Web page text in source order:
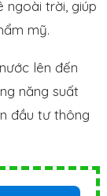
ngoài trời, giúp
mỹ.
lên đến
năng suất
đầu tư thông